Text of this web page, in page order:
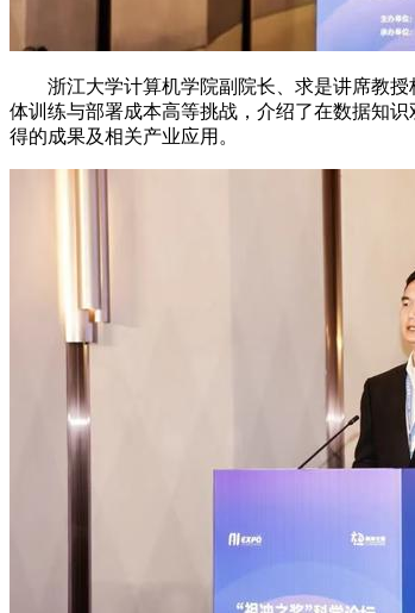
浙江大学计算机学院副院长、求是讲席教授
体训练与部署成本高等挑战，介绍了在数据知
得的成果及相关产业应用。